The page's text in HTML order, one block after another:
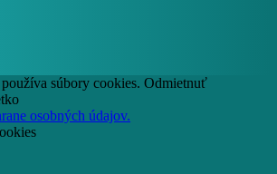
súbory cookies. Odmietnuť
osobných údajov.